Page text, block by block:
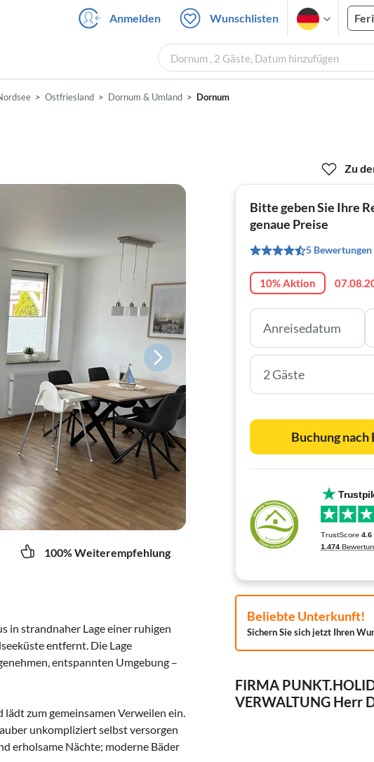
Anmelden Wunschlisten
Dornum , 2 Gäste, Datum hinzufügen
Ostfriesland Dornum & Umland Dornum
100% Weiterempfehlung
in strandnaher Lage einer ruhigen
entfernt. Die Lage
entspannten Umgebung –
zum gemeinsamen Verweilen ein.
unkompliziert selbst versorgen
erholsame Nächte; moderne Bäder
Zu
Bitte geben Sie Ihre
genaue Preise
5 Bewertungen
10% Aktion
2 Gäste
Buchung
Beliebte Unterkunft!
Sichern Sie sich jetzt Ihren
FIRMA
VERWALTUNG Herr